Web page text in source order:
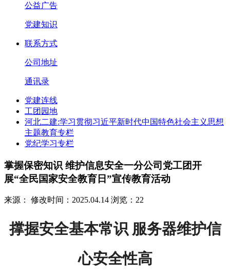
公益广告
党建知识
联系方式
公司地址
通讯录
党建连线
工团园地
河北二建:学习贯彻习近平新时代中国特色社会主义思想
主题教育专栏
党纪学习专栏
掌握保密知识 维护信息安全一分公司党工团开
展“全民国家安全教育日”宣传教育活动
来源： 修改时间：2025.04.14 浏览：22
撑握安全基本常识 服务器维护信
心安全性高